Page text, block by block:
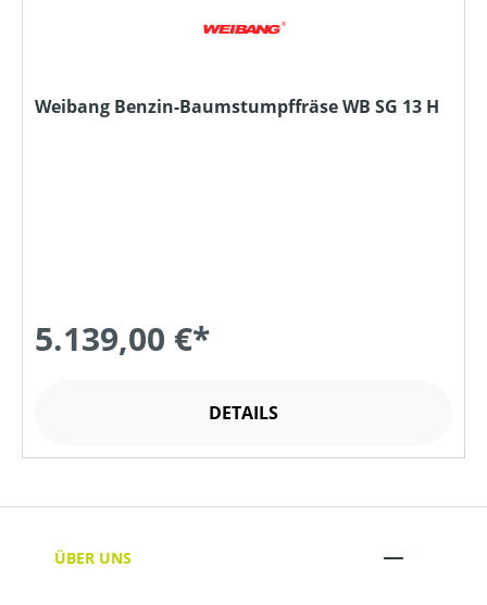
Weibang Benzin-Baumstumpffräse WB SG 13 H
5.139,00 €*
DETAILS
ÜBER UNS